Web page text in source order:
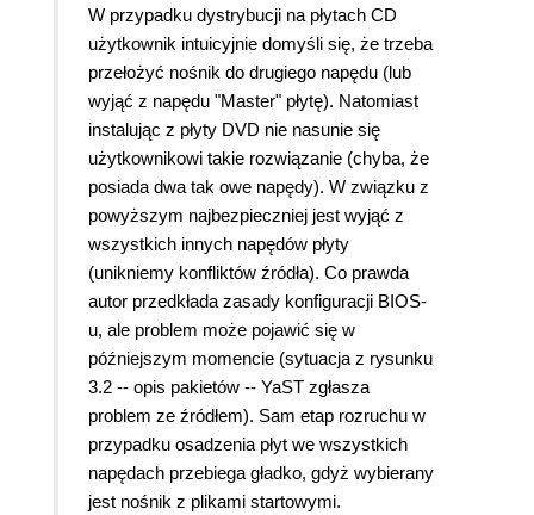
W przypadku dystrybucji na płytach CD
użytkownik intuicyjnie domyśli się, że trzeba
przełożyć nośnik do drugiego napędu (lub
wyjąć z napędu "Master" płytę). Natomiast
instalując z płyty DVD nie nasunie się
użytkownikowi takie rozwiązanie (chyba, że
posiada dwa tak owe napędy). W związku z
powyższym najbezpieczniej jest wyjąć z
wszystkich innych napędów płyty
(unikniemy konfliktów źródła). Co prawda
autor przedkłada zasady konfiguracji BIOS-
u, ale problem może pojawić się w
późniejszym momencie (sytuacja z rysunku
3.2 -- opis pakietów -- YaST zgłasza
problem ze źródłem). Sam etap rozruchu w
przypadku osadzenia płyt we wszystkich
napędach przebiega gładko, gdyż wybierany
jest nośnik z plikami startowymi.